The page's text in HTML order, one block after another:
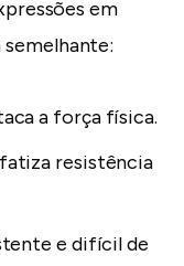
em
a força física.
resistência
e difícil de